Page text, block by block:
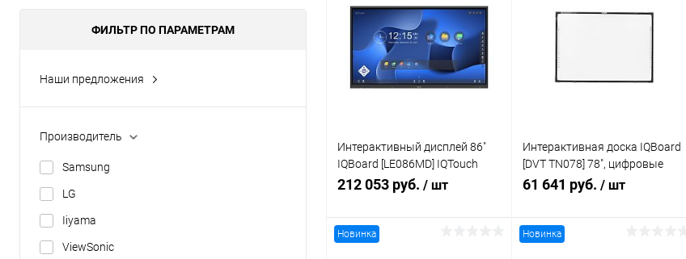
ФИЛЬТР ПО ПАРАМЕТРАМ
Наши предложения
Рекомендуем
Производитель
Samsung
LG
Iiyama
ViewSonic
Интерактивный дисплей 86"
IQBoard [LE086MD] IQTouch
350cd/m2, 5000:1, 4K UHD,
212 053 руб. / шт
Интерактивная доска IQBoard
[DVT TN078] 78", цифровые
камеры, 10 касаний, USB, 4:3,
61 641 руб. / шт
Новинка Новинка